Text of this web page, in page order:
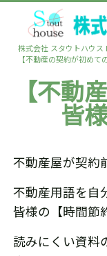
株式会社 スタウトハウス
【不動産の契約が初めて
【不動
皆
不動産屋が契約
不動産用語を自
皆様の【時間節
読みにくい資料